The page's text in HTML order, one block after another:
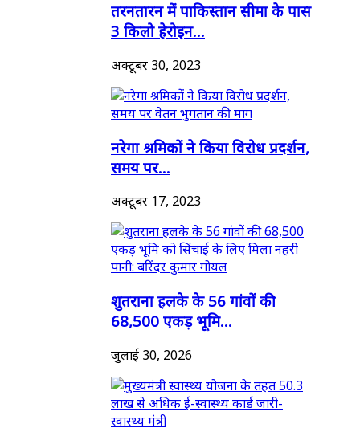
तरनतारन में पाकिस्तान सीमा के पास
3 किलो हेरोइन...
अक्टूबर 30, 2023
नरेगा श्रमिकों ने किया विरोध प्रदर्शन,
समय पर...
अक्टूबर 17, 2023
शुतराना हलके के 56 गांवों की
68,500 एकड़ भूमि...
जुलाई 30, 2026